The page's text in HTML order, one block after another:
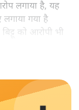
लगाया है, यह
लगाया गया है
को आरोपी भी